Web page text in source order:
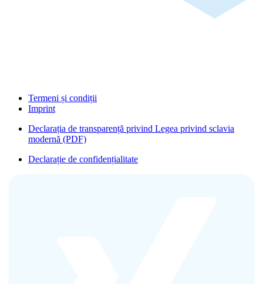
Termeni și condiții
Imprint
Declarația de transparență privind Legea privind sclavia
modernă (PDF)
Declarație de confidențialitate